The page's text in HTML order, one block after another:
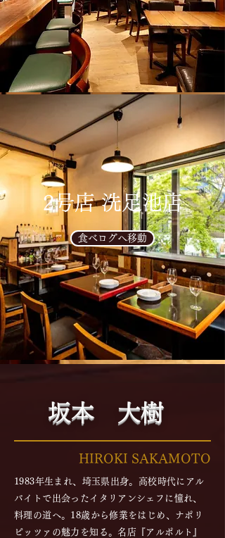
2号店 洗足池店
食べログへ移動
坂本 大樹
​HIROKI SAKAMOTO
1983年生まれ、埼玉県出身。高校時代にアル
バイトで出会ったイタリアンシェフに憧れ、
料理の道へ。18歳から修業をはじめ、ナポリ
ピッツァの魅力を知る。名店『アルポルト』